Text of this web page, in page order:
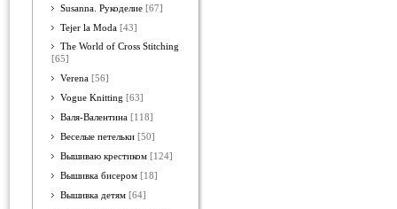
Susanna. Рукоделие [67]
Tejer la Moda [43]
The World of Cross Stitching
[65]
Verena [56]
Vogue Knitting [63]
Валя-Валентина [118]
Веселые петельки [50]
Вышиваю крестиком [124]
Вышивка бисером [18]
Вышивка детям [64]